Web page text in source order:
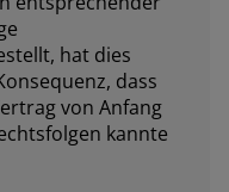
hat dies
dass
von Anfang
kannte